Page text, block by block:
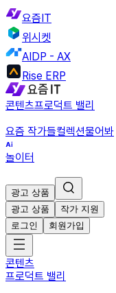
요즘IT
위시켓
AIDP - AX
Rise ERP
콘텐츠프로덕트 밸리
요즘 작가들컬렉션물어봐
놀이터
광고 상품
광고 상품
작가 지원
로그인
회원가입
콘텐츠
프로덕트 밸리